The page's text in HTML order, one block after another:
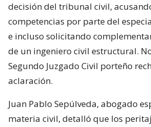
decisión del tribunal civil,
competencias por parte del
e incluso solicitando
de un ingeniero civil estructural.
Segundo Juzgado Civil porteño
aclaración.
Juan Pablo Sepúlveda, abogado
materia civil, detalló que los